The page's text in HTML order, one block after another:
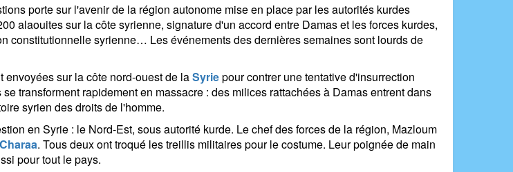
porte sur l'avenir de la région autonome mise en place par les autorités kurdes
alaouites sur la côte syrienne, signature d'un accord entre Damas et les forces kurdes,
constitutionnelle syrienne… Les événements des dernières semaines sont lourds de
sur la côte nord-ouest de laSyriepour contrer une tentative d'insurrection
transforment rapidement en massacre : des milices rattachées à Damas entrent dans
syrien des droits de l'homme.
en Syrie : le Nord-Est, sous autorité kurde. Le chef des forces de la région, Mazloum
. Tous deux ont troqué les treillis militaires pour le costume. Leur poignée de main
pour tout le pays.